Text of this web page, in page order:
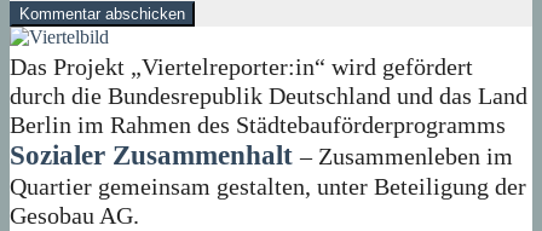
Das Projekt „Viertelreporter:in“ wird gefördert
durch die Bundesrepublik Deutschland und das Land
Berlin im Rahmen des Städtebauförderprogramms
Sozialer Zusammenhalt – Zusammenleben im
Quartier gemeinsam gestalten, unter Beteiligung der
Gesobau AG.